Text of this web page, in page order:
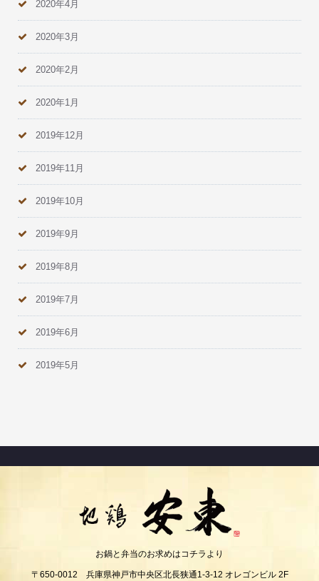
2020年4月
2020年3月
2020年2月
2020年1月
2019年12月
2019年11月
2019年10月
2019年9月
2019年8月
2019年7月
2019年6月
2019年5月
お鍋と弁当のお求めはコチラより
〒650-0012 兵庫県神戸市中央区北長狭通1-3-12 オレゴンビル 2F